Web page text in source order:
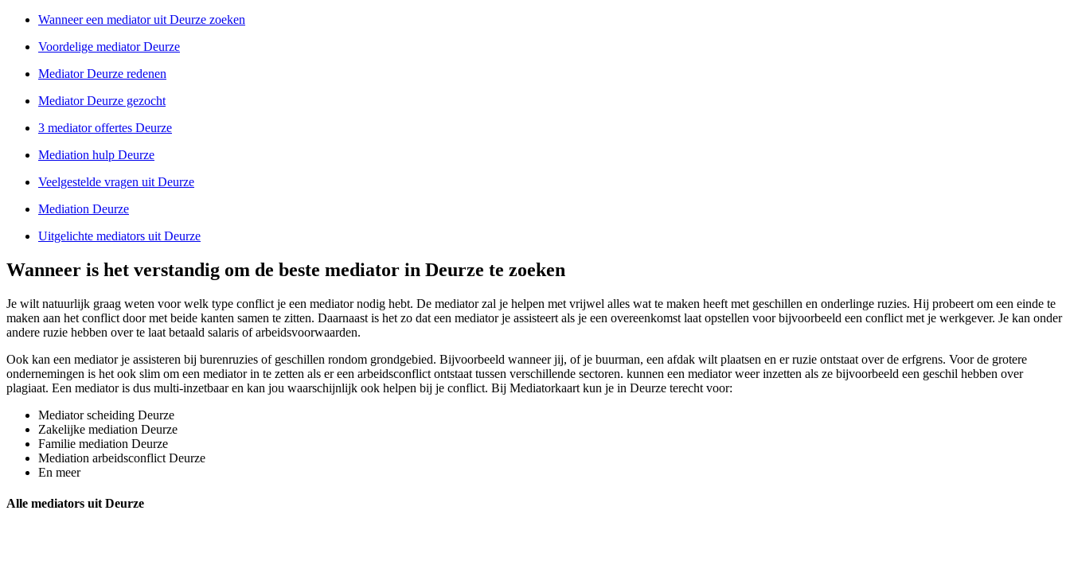
Wanneer een mediator uit Deurze zoeken
Voordelige mediator Deurze
Mediator Deurze redenen
Mediator Deurze gezocht
3 mediator offertes Deurze
Mediation hulp Deurze
Veelgestelde vragen uit Deurze
Mediation Deurze
Uitgelichte mediators uit Deurze
Wanneer is het verstandig om de beste mediator in Deurze te zoeken
Je wilt natuurlijk graag weten voor welk type conflict je een mediator nodig hebt. De mediator zal je helpen met vrijwel alles wat te maken heeft met geschillen en onderlinge ruzies. Hij probeert om een einde te
maken aan het conflict door met beide kanten samen te zitten. Daarnaast is het zo dat een mediator je assisteert als je een overeenkomst laat opstellen voor bijvoorbeeld een conflict met je werkgever. Je kan onder
andere ruzie hebben over te laat betaald salaris of arbeidsvoorwaarden.
Ook kan een mediator je assisteren bij burenruzies of geschillen rondom grondgebied. Bijvoorbeeld wanneer jij, of je buurman, een afdak wilt plaatsen en er ruzie ontstaat over de erfgrens. Voor de grotere
ondernemingen is het ook slim om een mediator in te zetten als er een arbeidsconflict ontstaat tussen verschillende sectoren. kunnen een mediator weer inzetten als ze bijvoorbeeld een geschil hebben over
plagiaat. Een mediator is dus multi-inzetbaar en kan jou waarschijnlijk ook helpen bij je conflict. Bij Mediatorkaart kun je in Deurze terecht voor:
Mediator scheiding Deurze
Zakelijke mediation Deurze
Familie mediation Deurze
Mediation arbeidsconflict Deurze
En meer
Alle mediators uit Deurze